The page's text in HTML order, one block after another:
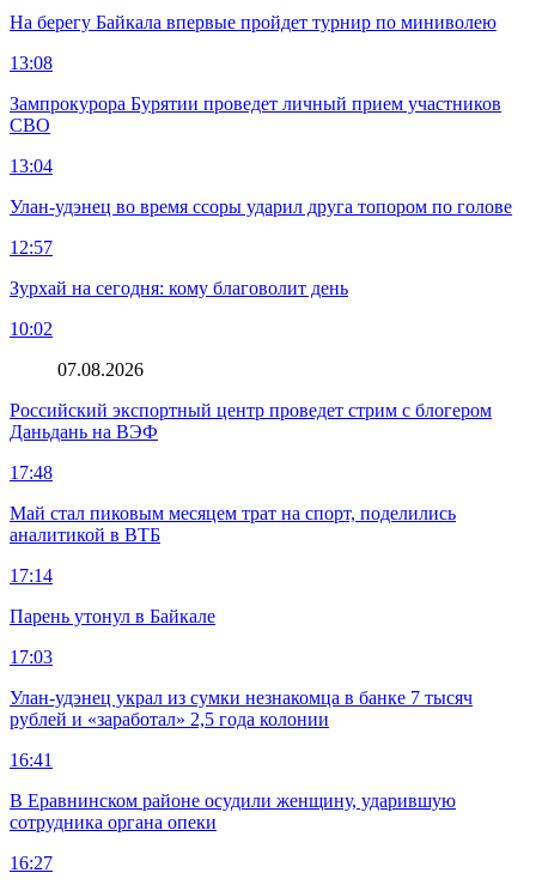
На берегу Байкала впервые пройдет турнир по миниволею
13:08
Зампрокурора Бурятии проведет личный прием участников
СВО
13:04
Улан-удэнец во время ссоры ударил друга топором по голове
12:57
Зурхай на сегодня: кому благоволит день
10:02
07.08.2026
Российский экспортный центр проведет стрим с блогером
Даньдань на ВЭФ
17:48
Май стал пиковым месяцем трат на спорт, поделились
аналитикой в ВТБ
17:14
Парень утонул в Байкале
17:03
Улан-удэнец украл из сумки незнакомца в банке 7 тысяч
рублей и «заработал» 2,5 года колонии
16:41
В Еравнинском районе осудили женщину, ударившую
сотрудника органа опеки
16:27